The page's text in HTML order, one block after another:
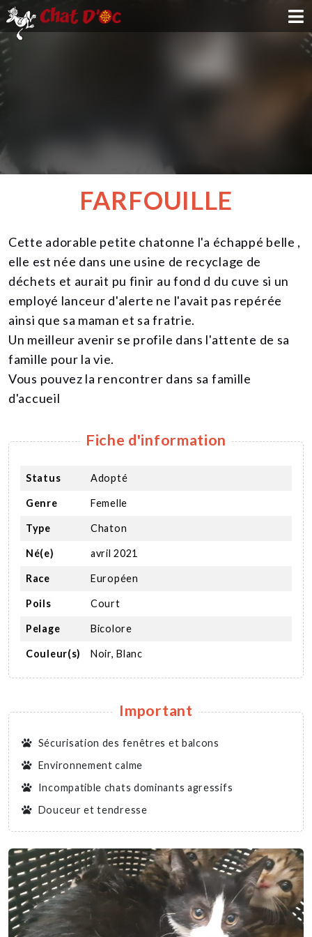
ADOPTION
NOUS SOUTENIR
CONTACT
FARFOUILLE
Cette adorable petite chatonne l'a échappé belle ,
elle est née dans une usine de recyclage de
déchets et aurait pu finir au fond d du cuve si un
employé lanceur d'alerte ne l'avait pas repérée
ainsi que sa maman et sa fratrie.
Un meilleur avenir se profile dans l'attente de sa
famille pour la vie.
Vous pouvez la rencontrer dans sa famille
d'accueil
Fiche d'information
Status Adopté
Genre Femelle
Type Chaton
Né(e) avril 2021
Race Européen
Poils Court
Pelage Bicolore
Couleur(s) Noir, Blanc
Important
Sécurisation des fenêtres et balcons
Environnement calme
Incompatible chats dominants agressifs
Douceur et tendresse